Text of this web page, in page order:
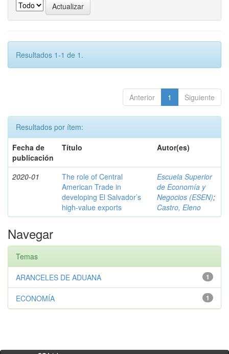
Resultados 1-1 de 1.
Anterior 1 Siguiente
Resultados por ítem:
Fecha de
publicación
Título Autor(es)
2020-01
The role of Central
American Trade in
developing El Salvador’s
high-value exports
Escuela Superior
de Economía y
Negocios (ESEN);
Castro, Eleno
Navegar
Temas
1
ARANCELES DE ADUANA
1
ECONOMÍA